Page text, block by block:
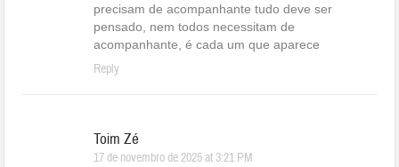
precisam de acompanhante tudo deve ser
pensado, nem todos necessitam de
acompanhante, é cada um que aparece
Reply
Toim Zé
17 de novembro de 2025 at 3:21 PM